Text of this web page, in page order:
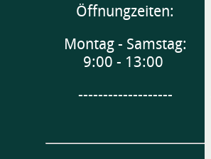
Öffnungzeiten:
Montag - Samstag:
9:00 - 13:00
-------------------